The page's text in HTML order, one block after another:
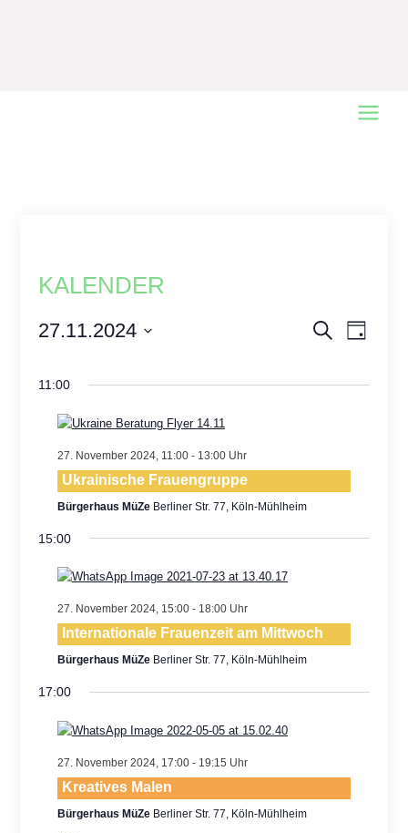
Main
KALENDER
Events
and
Search Event
Day
27.11.2024
11:00
27. November 2024, 11:00- 13:00
Ukrainische Frauengruppe
Bürgerhaus MüZe Berliner Str. 77, Köln-Mühlheim
15:00
27. November 2024, 15:00- 18:00
Internationale Frauenzeit am Mittwoch
Bürgerhaus MüZe Berliner Str. 77, Köln-Mühlheim
17:00
27. November 2024, 17:00- 19:15
Kreatives Malen
Bürgerhaus MüZe Berliner Str. 77, Köln-Mühlheim